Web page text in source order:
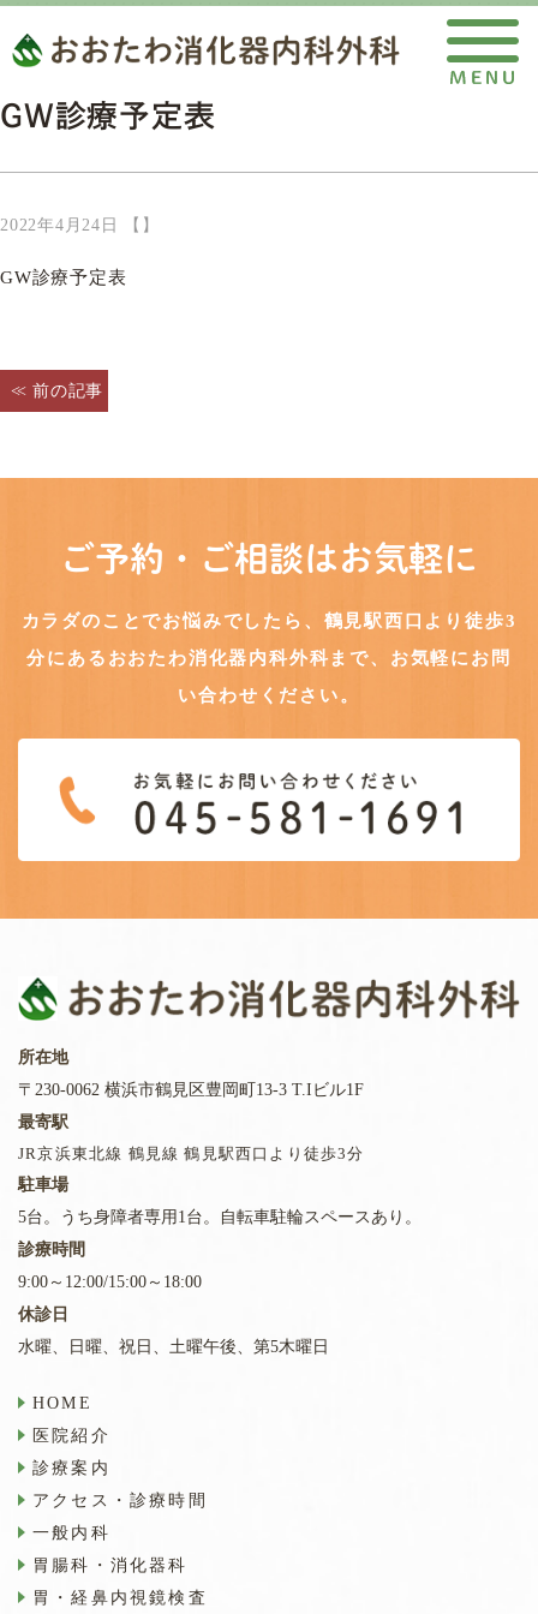
GW診療予定表
2022年4月24日 【】
GW診療予定表
< 前の記事
ご予約・ご相談はお気軽に
カラダのことでお悩みでしたら、鶴見駅西口より徒歩3
分にある おおたわ消化器内科外科まで、お気軽にお問
い合わせください。
所在地
〒230-0062 横浜市鶴見区豊岡町13-3 T.Iビル1F
最寄駅
JR京浜東北線 鶴見線 鶴見駅西口より徒歩3分
駐車場
5台。うち身障者専用1台。自転車駐輪スペースあり。
診療時間
9:00～12:00/15:00～18:00
休診日
水曜、日曜、祝日、土曜午後、第5木曜日
HOME
医院紹介
診療案内
アクセス・診療時間
一般内科
胃腸科・消化器科
胃・経鼻内視鏡検査